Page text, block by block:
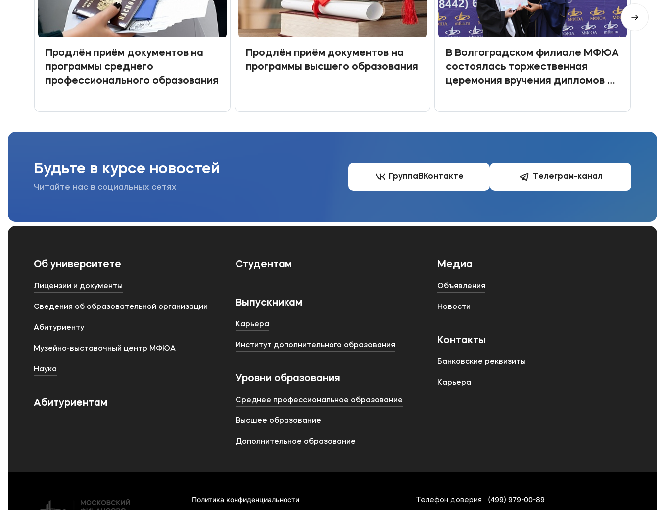
Продлён приём документов на
программы среднего
профессионального образования
Продлён приём документов на
программы высшего образования
В Волгоградском филиале МФЮА
состоялась торжественная
церемония вручения дипломов о
образовании.
Будьте в курсе новостей
Читайте нас в социальных сетях
Группа ВКонтакте Телеграм-канал
Об университете
Лицензии и документы
Сведения об образовательной организации
Абитуриенту
Музейно-выставочный центр МФЮА
Наука
Абитуриентам
Студентам
Выпускникам
Карьера
Институт дополнительного образования
Уровни образования
Среднее профессиональное образование
Высшее образование
Дополнительное образование
Медиа
Объявления
Новости
Контакты
Банковские реквизиты
Карьера
Политика конфиденциальности Телефон доверия (499) 979-00-89